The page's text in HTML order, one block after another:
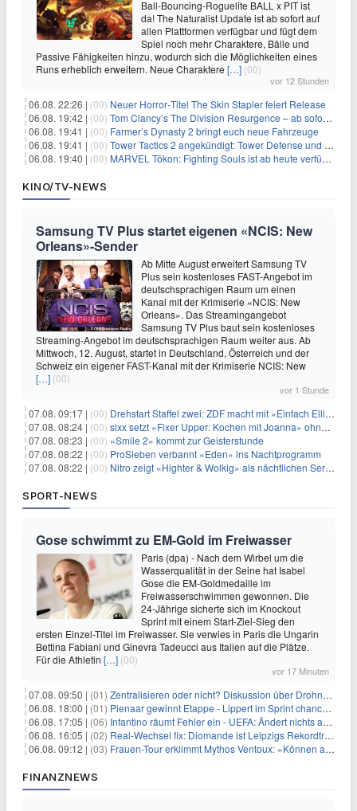
Ball-Bouncing-Roguelite BALL x PIT ist
da! The Naturalist Update ist ab sofort auf
allen Plattformen verfügbar und fügt dem
Spiel noch mehr Charaktere, Bälle und
Passive Fähigkeiten hinzu, wodurch sich die Möglichkeiten eines
Runs erheblich erweitern. Neue Charaktere […] (00)
vor 12 Stunden
06.08. 22:26 | (00) Neuer Horror‑Titel The Skin Stapler feiert Release
06.08. 19:42 | (00) Tom Clancy’s The Division Resurgence – ab sofort für euch verfügbar
06.08. 19:41 | (00) Farmer’s Dynasty 2 bringt euch neue Fahrzeuge
06.08. 19:41 | (00) Tower Tactics 2 angekündigt: Tower Defense und Deckbuilding Kombo kehrt zurück
06.08. 19:40 | (00) MARVEL Tōkon: Fighting Souls ist ab heute verfügbar
KINO/TV-NEWS
Samsung TV Plus startet eigenen «NCIS: New
Orleans»-Sender
Ab Mitte August erweitert Samsung TV
Plus sein kostenloses FAST-Angebot im
deutschsprachigen Raum um einen
Kanal mit der Krimiserie «NCIS: New
Orleans». Das Streamingangebot
Samsung TV Plus baut sein kostenloses
Streaming-Angebot im deutschsprachigen Raum weiter aus. Ab
Mittwoch, 12. August, startet in Deutschland, Österreich und der
Schweiz ein eigener FAST-Kanal mit der Krimiserie NCIS: New
[…] (00)
vor 1 Stunde
07.08. 09:17 | (00) Drehstart Staffel zwei: ZDF macht mit «Einfach Elli» weiter
07.08. 08:24 | (00) sixx setzt «Fixer Upper: Kochen mit Joanna» ohne Pause fort
07.08. 08:23 | (00) «Smile 2» kommt zur Geisterstunde
07.08. 08:22 | (00) ProSieben verbannt «Eden» ins Nachtprogramm
07.08. 08:22 | (00) Nitro zeigt «Highter & Wolkig» als nächtlichen Serienmarathon
SPORT-NEWS
Gose schwimmt zu EM-Gold im Freiwasser
Paris (dpa) - Nach dem Wirbel um die
Wasserqualität in der Seine hat Isabel
Gose die EM-Goldmedaille im
Freiwasserschwimmen gewonnen. Die
24-Jährige sicherte sich im Knockout
Sprint mit einem Start-Ziel-Sieg den
ersten Einzel-Titel im Freiwasser. Sie verwies in Paris die Ungarin
Bettina Fabiani und Ginevra Tadeucci aus Italien auf die Plätze.
Für die Athletin […] (00)
vor 17 Minuten
07.08. 09:50 | (01) Zentralisieren oder nicht? Diskussion über Drohnenabwehr
06.08. 18:00 | (01) Pienaar gewinnt Etappe - Lippert im Sprint chancenlos
06.08. 17:05 | (06) Infantino räumt Fehler ein - UEFA: Ändert nichts an Boykott
06.08. 16:05 | (02) Real-Wechsel fix: Diomande ist Leipzigs Rekordtransfer
06.08. 09:12 | (03) Frauen-Tour erklimmt Mythos Ventoux: «Können alles schaffen»
FINANZNEWS